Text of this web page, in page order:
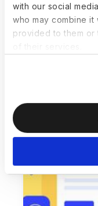
with our social
who may combine it
provided to them or
More